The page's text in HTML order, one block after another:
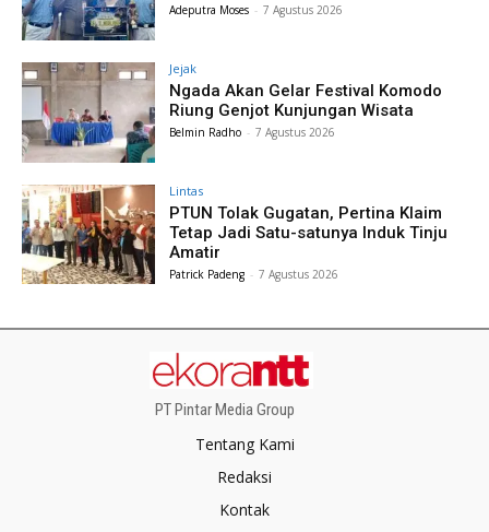
Adeputra Moses - 7 Agustus 2026
Jejak
Ngada Akan Gelar Festival Komodo
Riung Genjot Kunjungan Wisata
Belmin Radho - 7 Agustus 2026
Lintas
PTUN Tolak Gugatan, Pertina Klaim
Tetap Jadi Satu-satunya Induk Tinju
Amatir
Patrick Padeng - 7 Agustus 2026
PT Pintar Media Group
Tentang Kami
Redaksi
Kontak